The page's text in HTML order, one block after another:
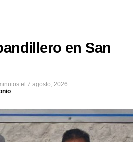
gratuito de grúas del
Ministerio de Obras Públicas
en San
el 7 agosto, 2026